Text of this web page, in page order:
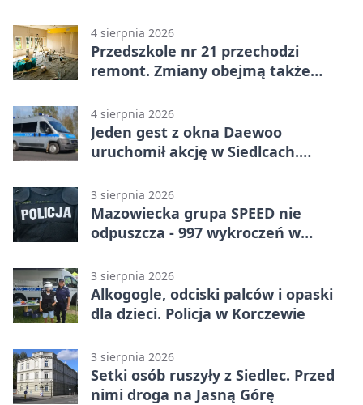
4 sierpnia 2026
Przedszkole nr 21 przechodzi
remont. Zmiany obejmą także
4 sierpnia 2026
Jeden gest z okna Daewoo
uruchomił akcję w Siedlcach.
3 sierpnia 2026
Mazowiecka grupa SPEED nie
odpuszcza - 997 wykroczeń w
3 sierpnia 2026
Alkogogle, odciski palców i opaski
dla dzieci. Policja w Korczewie
3 sierpnia 2026
Setki osób ruszyły z Siedlec. Przed
nimi droga na Jasną Górę